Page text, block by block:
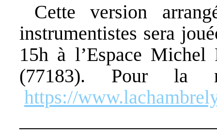
Cette version
instrumentistes sera
15h à l’Espace Michel
(77183). Pour la
https://